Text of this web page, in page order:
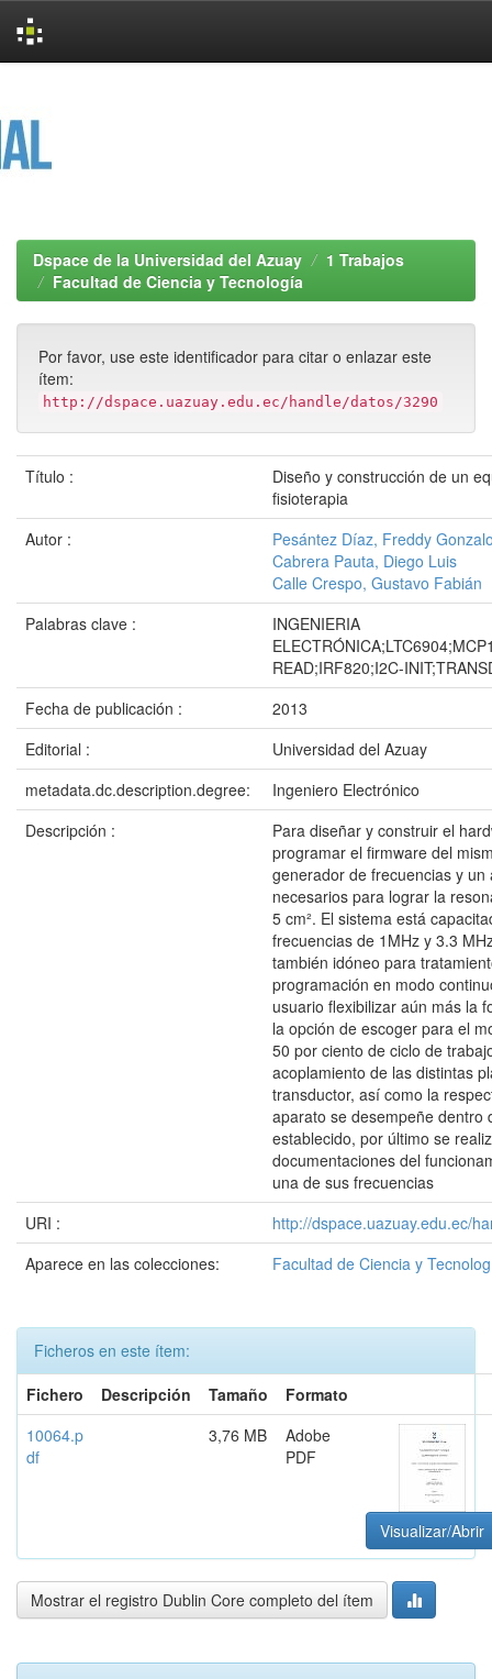
Dspace de la Universidad del Azuay
1 Trabajos
Facultad de Ciencia y Tecnología
Por favor, use este identificador para citar o enlazar este
ítem:
http://dspace.uazuay.edu.ec/handle/datos/3290
Título :
Diseño y construcción de un
fisioterapia
Autor :
Pesántez Díaz, Freddy
Cabrera Pauta, Diego Luis
Calle Crespo, Gustavo Fabián
Palabras clave :
INGENIERIA
READ;IRF820;I2C-
Fecha de publicación :
2013
Editorial :
Universidad del Azuay
metadata.dc.description.degree:
Ingeniero Electrónico
Descripción :
Para diseñar y construir el
programar el firmware del
generador de frecuencias y
necesarios para lograr la
5 cm². El sistema está
frecuencias de 1MHz y 3.3
también idóneo para
programación en modo
usuario flexibilizar aún más la
la opción de escoger para el
50 por ciento de ciclo de
acoplamiento de las distintas
transductor, así como la
aparato se desempeñe dentro
establecido, por último se
documentaciones del
una de sus frecuencias
URI :
http://dspace.uazuay.edu.ec/
Aparece en las colecciones:
Facultad de Ciencia y
Ficheros en este ítem:
Fichero
Descripción Tamaño
Formato
10064.p
df
3,76 MB
Adobe
PDF
Visualizar/Abrir
Mostrar el registro Dublin Core completo del ítem